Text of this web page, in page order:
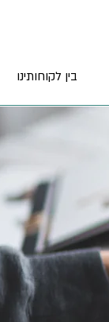
בין לקוחותינו